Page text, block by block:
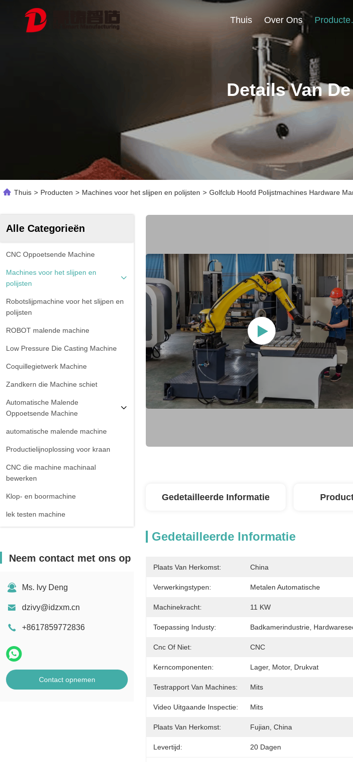
Thuis Over Ons
Details Van
Thuis > Producten > Machines voor het slijpen en polijsten > Golfclub Hoofd Polijstmachines Hardware
Alle Categorieën
CNC Oppoetsende Machine
Machines voor het slijpen en
polijsten
Robotslijpmachine voor het slijpen en
polijsten
ROBOT malende machine
Low Pressure Die Casting Machine
Coquillegietwerk Machine
Zandkern die Machine schiet
Automatische Malende
Oppoetsende Machine
automatische malende machine
Productielijnoplossing voor kraan
CNC die machine machinaal
bewerken
Klop- en boormachine
lek testen machine
Neem contact met ons op
Ms. Ivy Deng
dzivy@idzxm.cn
+8617859772836
Contact opnemen
Gedetailleerde Informatie
Gedetailleerde Informatie
Plaats Van Herkomst: China
Verwerkingstypen: Metalen Automatische
Machinekracht: 11 KW
Toepassing Industy: Badkamerindustrie,
Cnc Of Niet: CNC
Kerncomponenten: Lager, Motor, Drukvat
Testrapport Van Machines: Mits
Video Uitgaande Inspectie: Mits
Plaats Van Herkomst: Fujian, China
Levertijd: 20 Dagen